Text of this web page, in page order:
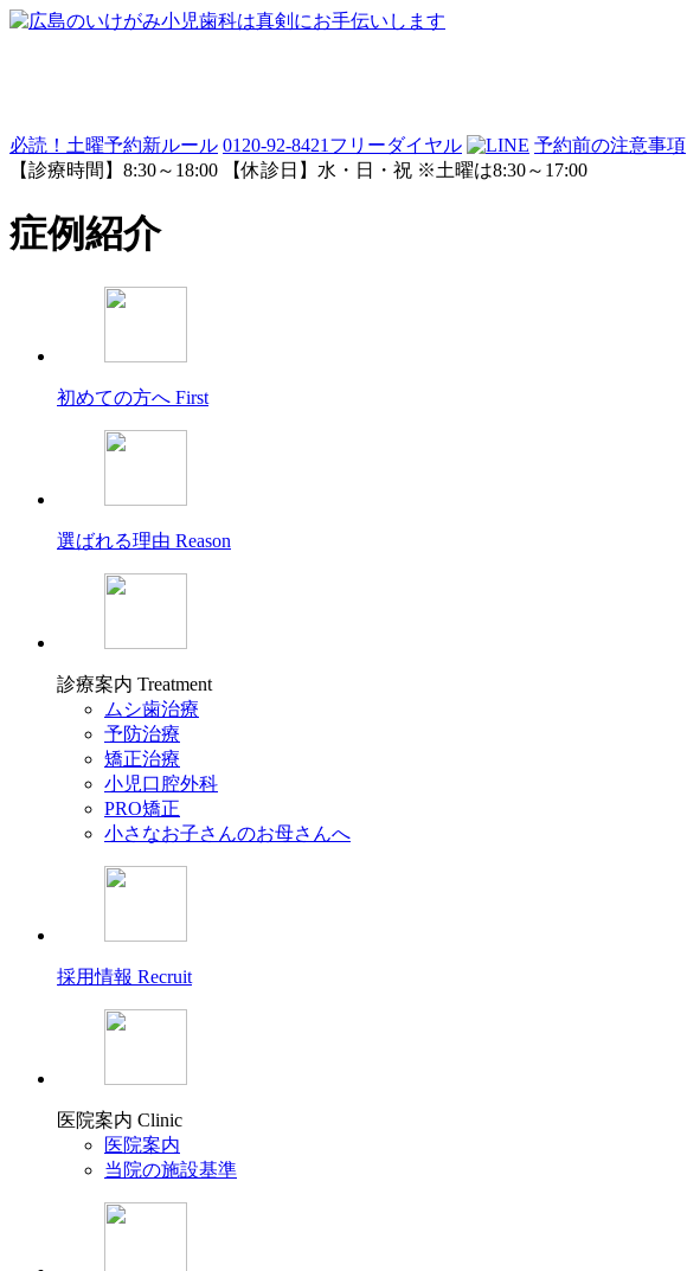
必読！土曜予約新ルール 0120-92-8421 フリーダイヤル 予約前の注意事項
【診療時間】8:30～18:00 【休診日】水・日・祝 ※土曜は8:30～17:00
症例紹介
初めての方へ First
選ばれる理由 Reason
診療案内 Treatment
ムシ歯治療
予防治療
矯正治療
小児口腔外科
PRO矯正
小さなお子さんのお母さんへ
採用情報 Recruit
医院案内 Clinic
医院案内
当院の施設基準